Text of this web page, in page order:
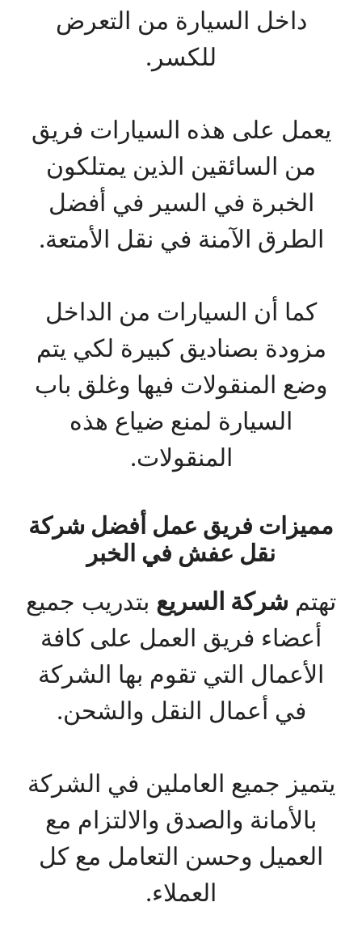
داخل السيارة من التعرض
للكسر.
يعمل على هذه السيارات فريق
من السائقين الذين يمتلكون
الخبرة في السير في أفضل
الطرق الآمنة في نقل الأمتعة.
كما أن السيارات من الداخل
مزودة بصناديق كبيرة لكي يتم
وضع المنقولات فيها وغلق باب
السيارة لمنع ضياع هذه
المنقولات.
مميزات فريق عمل أفضل شركة
نقل عفش في الخبر
تهتم شركة السريع بتدريب جميع
أعضاء فريق العمل على كافة
الأعمال التي تقوم بها الشركة
في أعمال النقل والشحن.
يتميز جميع العاملين في الشركة
بالأمانة والصدق والالتزام مع
العميل وحسن التعامل مع كل
العملاء.